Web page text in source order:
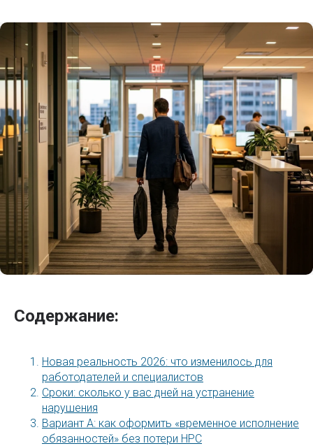
Содержание:
Новая реальность 2026: что изменилось для
работодателей и специалистов
Сроки: сколько у вас дней на устранение
нарушения
Вариант А: как оформить «временное исполнение
обязанностей» без потери НРС